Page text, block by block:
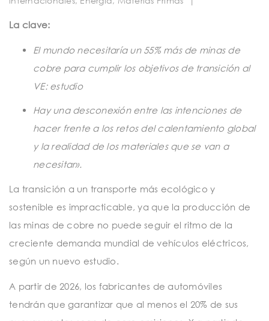
n
La clave:
El mundo necesitaría un 55% más de minas de
cobre para cumplir los objetivos de transición al
VE: estudio
Hay una desconexión entre las intenciones de
hacer frente a los retos del calentamiento global
y la realidad de los materiales que se van a
necesitar».
La transición a un transporte más ecológico y
sostenible es impracticable, ya que la producción de
las minas de cobre no puede seguir el ritmo de la
creciente demanda mundial de vehículos eléctricos,
según un nuevo estudio.
A partir de 2026, los fabricantes de automóviles
tendrán que garantizar que al menos el 20% de sus